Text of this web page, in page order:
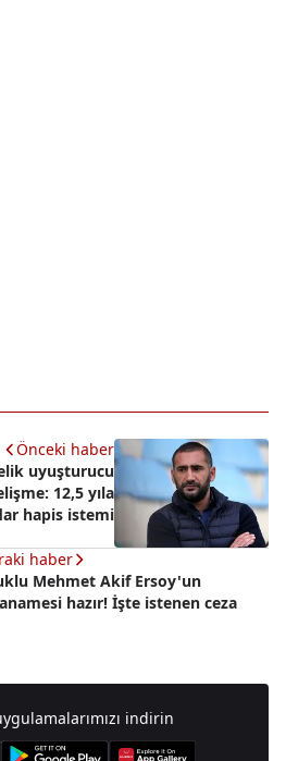
Önceki haber
uyuşturucu
12,5 yıla
hapis istemi
haber
Mehmet Akif Ersoy'un
hazır! İşte istenen ceza
indirin